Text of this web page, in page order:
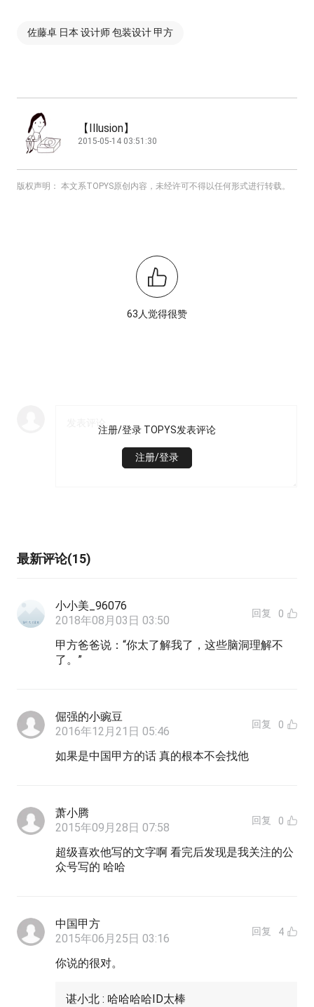
佐藤卓 日本 设计师 包装设计 甲方
【Illusion】
2015-05-14 03:51:30
版权声明： 本文系TOPYS原创内容，未经许可不得以任何形式进行转载。
63人觉得很赞
注册/登录 TOPYS发表评论
注册/登录
最新评论(15)
小小美_96076
2018年08月03日 03:50
回复 0
甲方爸爸说：“你太了解我了，这些脑洞理解不
了。”
倔强的小豌豆
2016年12月21日 05:46
回复 0
如果是中国甲方的话 真的根本不会找他
萧小腾
2015年09月28日 07:58
回复 0
超级喜欢他写的文字啊 看完后发现是我关注的公
众号写的 哈哈
中国甲方
2015年06月25日 03:16
回复 4
你说的很对。
谌小北 : 哈哈哈哈ID太棒